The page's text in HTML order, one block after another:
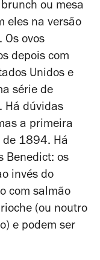
ou mesa
eles na versão
Os ovos
depois com
Unidos e
série de
Há dúvidas
a primeira
de 1894. Há
Benedict: os
invés do
com salmão
(ou noutro
e podem ser